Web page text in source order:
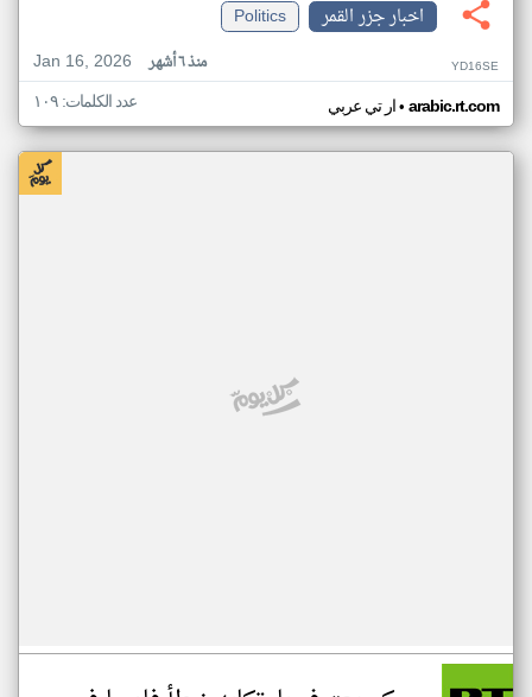
اخبار جزر القمر
Politics
Jan 16, 2026
منذ ٦ أشهر YD16SE
ار تي عربي• arabic.rt.com عدد الكلمات: ١٠٩